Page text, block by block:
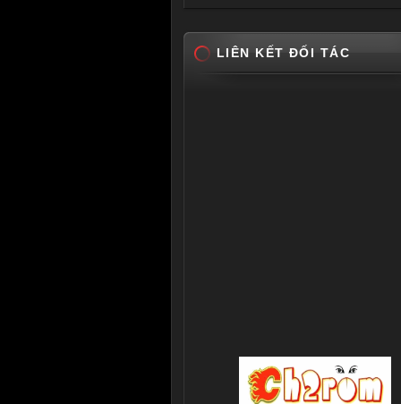
LIÊN KẾT ĐỐI TÁC